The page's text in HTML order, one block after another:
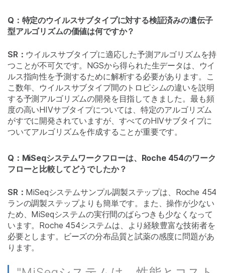
Q：特定のウイルスサブタイプに対する検証済みの遺伝子
型アルゴリズムの価値は何ですか？
SR： ウイルスサブタイプに適応した予測アルゴリズムを持
つことが不可欠です。NGSから得られた生データは、ウイ
ルス指向性を予測するために解析する必要があります。こ
こ数年、ウイルスサブタイプ間のトロピシムの違いを説明
する予測アルゴリズムの開発を目指してきました。最も頻
度の高いHIVサブタイプについては、特定のアルゴリズム
がすでに開発されていますが、すべてのHIVサブタイプに
ついてアルゴリズムを作成することが重要です。
Q：MiSeqシステムワークフローは、Roche 454のワーク
フローと比較してどうでしたか？
SR： MiSeqシステムサンプル調製ステップは、Roche 454
ランの調製ステップよりも簡単です。また、操作が少ない
ため、MiSeqシステムの実行間のばらつきも少なくなって
います。Roche 454システムは、より経験豊富な技術者を
必要とします。ビーズの分布品質と試薬の感度に問題があ
ります。